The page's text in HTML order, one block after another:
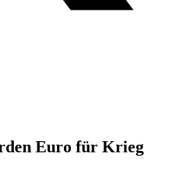
Euro für Krieg